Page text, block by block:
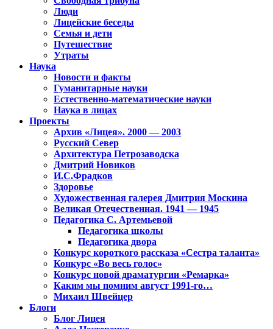
Люди
Лицейские беседы
Семья и дети
Путешествие
Утраты
Наука
Новости и факты
Гуманитарные науки
Естественно-математические науки
Наука в лицах
Проекты
Архив «Лицея». 2000 — 2003
Русский Север
Архитектура Петрозаводска
Дмитрий Новиков
И.С.Фрадков
Здоровье
Художественная галерея Дмитрия Москина
Великая Отечественная. 1941 — 1945
Педагогика С. Артемьевой
Педагогика школы
Педагогика двора
Конкурс короткого рассказа «Сестра таланта»
Конкурс «Во весь голос»
Конкурс новой драматургии «Ремарка»
Каким мы помним август 1991-го…
Михаил Швейцер
Блоги
Блог Лицея